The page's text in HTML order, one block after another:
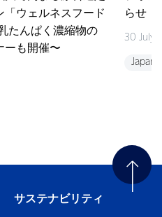
ウェルネスフード
たんぱく濃縮物の
ーも開催〜
らせ
30 July
Japan
サステナビリティ